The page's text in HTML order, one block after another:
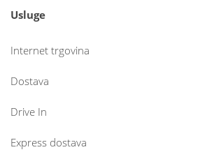
Usluge
Internet trgovina
Dostava
Drive In
Express dostava